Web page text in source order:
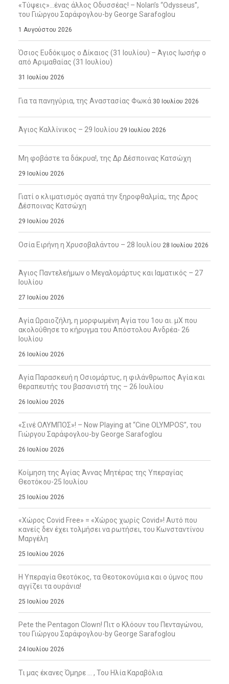
«Τύψεις»…ένας άλλος Οδυσσέας! – Nolan’s “Odysseus”,
του Γιώργου Σαράφογλου-by George Sarafoglou
1 Αυγούστου 2026
Όσιος Ευδόκιμος ο Δίκαιος (31 Ιουλίου) – Άγιος Ιωσήφ ο
από Αριμαθαίας (31 Ιουλίου)
31 Ιουλίου 2026
Για τα πανηγύρια, της Αναστασίας Φωκά 30 Ιουλίου 2026
Άγιος Καλλίνικος – 29 Ιουλίου 29 Ιουλίου 2026
Μη φοβάστε τα δάκρυα!, της Δρ Δέσποινας Κατσώχη
29 Ιουλίου 2026
Γιατί ο κλιματισμός αγαπά την ξηροφθαλμία;, της Δρος
Δέσποινας Κατσώχη
29 Ιουλίου 2026
Οσία Ειρήνη η Χρυσοβαλάντου – 28 Ιουλίου 28 Ιουλίου 2026
Άγιος Παντελεήμων ο Μεγαλομάρτυς και Ιαματικός – 27
Ιουλίου
27 Ιουλίου 2026
Αγία Ωραιοζήλη, η μορφωμένη Αγία του 1ου αι. μΧ που
ακολούθησε το κήρυγμα του Απόστολου Ανδρέα- 26
Ιουλίου
26 Ιουλίου 2026
Αγία Παρασκευή η Οσιομάρτυς, η φιλάνθρωπος Αγία και
θεραπευτής του βασανιστή της – 26 Ιουλίου
26 Ιουλίου 2026
«Σινέ ΟΛΥΜΠΟΣ»! – Now Playing at “Cine OLYMPOS”, του
Γιώργου Σαράφογλου-by George Sarafoglou
26 Ιουλίου 2026
Κοίμηση της Αγίας Άννας Μητέρας της Υπεραγίας
Θεοτόκου-25 Ιουλίου
25 Ιουλίου 2026
«Χώρος Covid Free» = «Χώρος χωρίς Covid»! Αυτό που
κανείς δεν έχει τολμήσει να ρωτήσει, του Κωνσταντίνου
Μαργέλη
25 Ιουλίου 2026
Η Υπεραγία Θεοτόκος, τα Θεοτοκονύμια και ο ύμνος που
αγγίζει τα ουράνια!
25 Ιουλίου 2026
Pete the Pentagon Clown! Πιτ ο Κλόουν του Πενταγώνου,
του Γιώργου Σαράφογλου-by George Sarafoglou
24 Ιουλίου 2026
Τι μας έκανες Όμηρε … , Του Ηλία Καραβόλια